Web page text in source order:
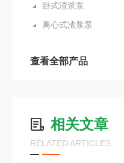
卧式渣浆泵
离心式渣浆泵
查看全部产品
相关文章
RELATED ARTICLES